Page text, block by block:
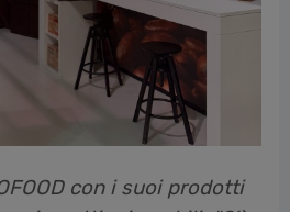
con i suoi prodotti